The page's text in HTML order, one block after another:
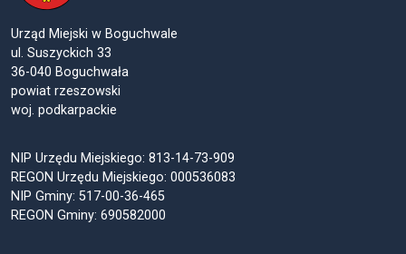
Urząd Miejski w Boguchwale
ul. Suszyckich 33
36-040 Boguchwała
powiat rzeszowski
woj. podkarpackie
NIP Urzędu Miejskiego: 813-14-73-909
REGON Urzędu Miejskiego: 000536083
NIP Gminy: 517-00-36-465
REGON Gminy: 690582000